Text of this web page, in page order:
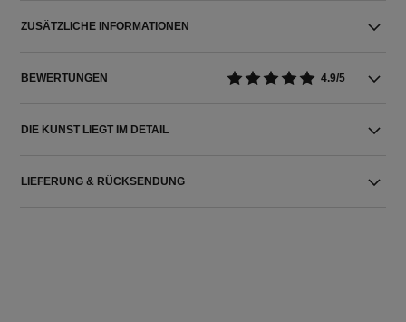
ZUSÄTZLICHE INFORMATIONEN
BEWERTUNGEN 4.9/5
DIE KUNST LIEGT IM DETAIL
LIEFERUNG & RÜCKSENDUNG